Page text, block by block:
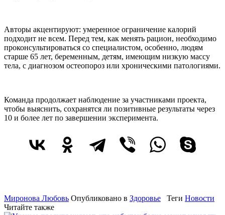
Авторы акцентируют: умеренное ограничение калорий
подходит не всем. Перед тем, как менять рацион, необходимо
проконсультироваться со специалистом, особенно, людям
старше 65 лет, беременным, детям, имеющим низкую массу
тела, с диагнозом остеопороз или хроническими патологиями.
Команда продолжает наблюдение за участниками проекта,
чтобы выяснить, сохранятся ли позитивные результаты через
10 и более лет по завершении эксперимента.
Миронова Любовь Опубликовано в Здоровье Теги Новости
Читайте также